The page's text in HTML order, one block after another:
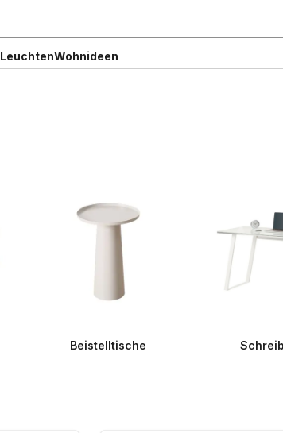
LeuchtenWohnideen
Beistelltische